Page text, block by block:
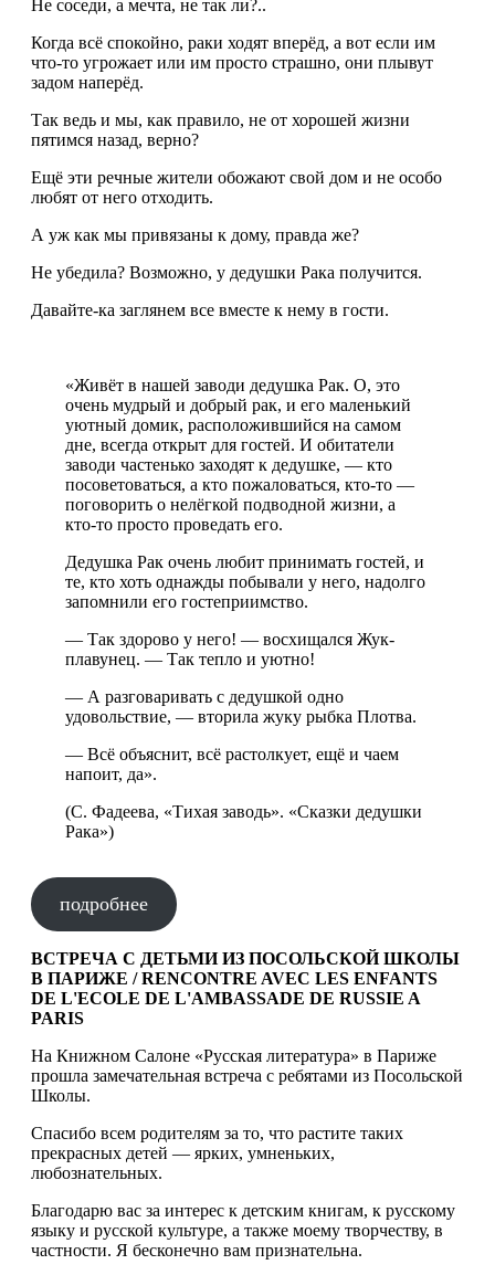
Не соседи, а мечта, не так ли?..
Когда всё спокойно, раки ходят вперёд, а вот если им
что-то угрожает или им просто страшно, они плывут
задом наперёд.
Так ведь и мы, как правило, не от хорошей жизни
пятимся назад, верно?
Ещё эти речные жители обожают свой дом и не особо
любят от него отходить.
А уж как мы привязаны к дому, правда же?
Не убедила? Возможно, у дедушки Рака получится.
Давайте-ка заглянем все вместе к нему в гости.
«Живёт в нашей заводи дедушка Рак. О, это
очень мудрый и добрый рак, и его маленький
уютный домик, расположившийся на самом
дне, всегда открыт для гостей. И обитатели
заводи частенько заходят к дедушке, — кто
посоветоваться, а кто пожаловаться, кто-то —
поговорить о нелёгкой подводной жизни, а
кто-то просто проведать его.
Дедушка Рак очень любит принимать гостей, и
те, кто хоть однажды побывали у него, надолго
запомнили его гостеприимство.
— Так здорово у него! — восхищался Жук-
плавунец. — Так тепло и уютно!
— А разговаривать с дедушкой одно
удовольствие, — вторила жуку рыбка Плотва.
— Всё объяснит, всё растолкует, ещё и чаем
напоит, да».
(С. Фадеева, «Тихая заводь». «Сказки дедушки
Рака»)
подробнее
ВСТРЕЧА С ДЕТЬМИ ИЗ ПОСОЛЬСКОЙ ШКОЛЫ
В ПАРИЖЕ / RENCONTRE AVEC LES ENFANTS
DE L'ECOLE DE L'AMBASSADE DE RUSSIE A
PARIS
На Книжном Салоне «Русская литература» в Париже
прошла замечательная встреча с ребятами из Посольской
Школы.
Спасибо всем родителям за то, что растите таких
прекрасных детей — ярких, умненьких,
любознательных.
Благодарю вас за интерес к детским книгам, к русскому
языку и русской культуре, а также моему творчеству, в
частности. Я бесконечно вам признательна.